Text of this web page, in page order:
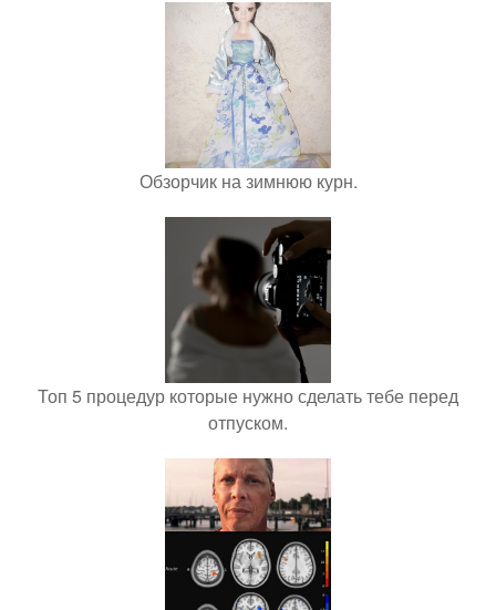
Обзорчик на зимнюю курн.
Топ 5 процедур которые нужно сделать тебе перед
отпуском.